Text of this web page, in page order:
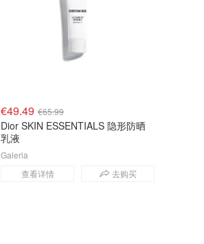
€49.49 €65.99
Dior SKIN ESSENTIALS 隐形防晒
乳液
查看详情 去购买
Galeria